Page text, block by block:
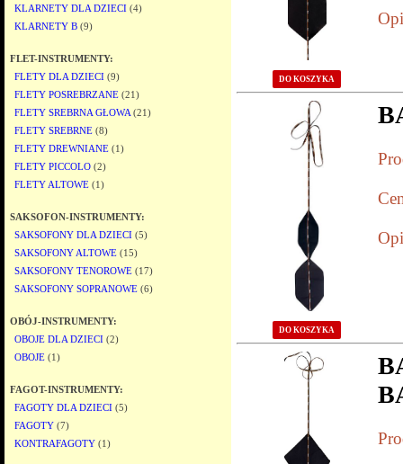
KLARNETY DLA DZIECI (4)
KLARNETY B (9)
FLET-INSTRUMENTY:
FLETY DLA DZIECI (9)
FLETY POSREBRZANE (21)
FLETY SREBRNA GŁOWA (21)
FLETY SREBRNE (8)
FLETY DREWNIANE (1)
FLETY PICCOLO (2)
FLETY ALTOWE (1)
SAKSOFON-INSTRUMENTY:
SAKSOFONY DLA DZIECI (5)
SAKSOFONY ALTOWE (15)
SAKSOFONY TENOROWE (17)
SAKSOFONY SOPRANOWE (6)
OBÓJ-INSTRUMENTY:
OBOJE DLA DZIECI (2)
OBOJE (1)
FAGOT-INSTRUMENTY:
FAGOTY DLA DZIECI (5)
FAGOTY (7)
KONTRAFAGOTY (1)
DO KOSZYKA
DO KOSZYKA